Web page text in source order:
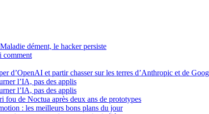
dément, le hacker persiste
comment
d’OpenAI et partir chasser sur les terres d’Anthropic et de
l’IA, pas des applis
l’IA, pas des applis
fou de Noctua après deux ans de prototypes
: les meilleurs bons plans du jour